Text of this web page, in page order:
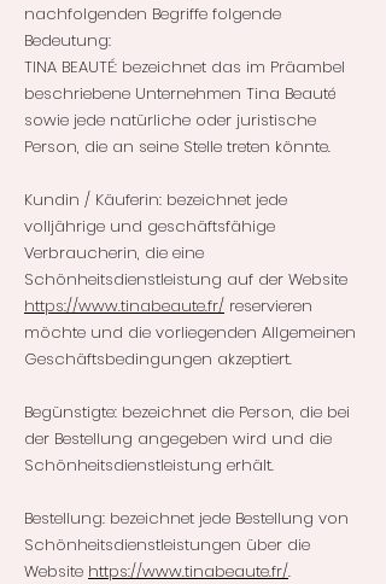
nachfolgenden Begriffe folgende
Bedeutung:
TINA BEAUTÉ: bezeichnet das im Präambel
beschriebene Unternehmen Tina Beauté
sowie jede natürliche oder juristische
Person, die an seine Stelle treten könnte.
Kundin / Käuferin: bezeichnet jede
volljährige und geschäftsfähige
Verbraucherin, die eine
Schönheitsdienstleistung auf der Website
https://www.tinabeaute.fr/ reservieren
möchte und die vorliegenden Allgemeinen
Geschäftsbedingungen akzeptiert.
Begünstigte: bezeichnet die Person, die bei
der Bestellung angegeben wird und die
Schönheitsdienstleistung erhält.
Bestellung: bezeichnet jede Bestellung von
Schönheitsdienstleistungen über die
Website https://www.tinabeaute.fr/.